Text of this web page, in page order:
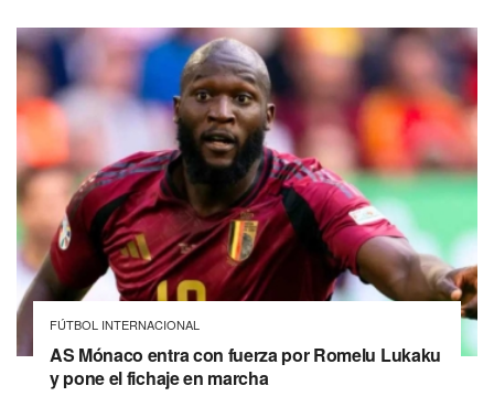
FÚTBOL INTERNACIONAL
AS Mónaco entra con fuerza por Romelu Lukaku
y pone el fichaje en marcha